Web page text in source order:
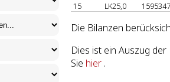
15
LK25,0
Die Bilanzen
Dies ist ein Auszug
Sie hier .